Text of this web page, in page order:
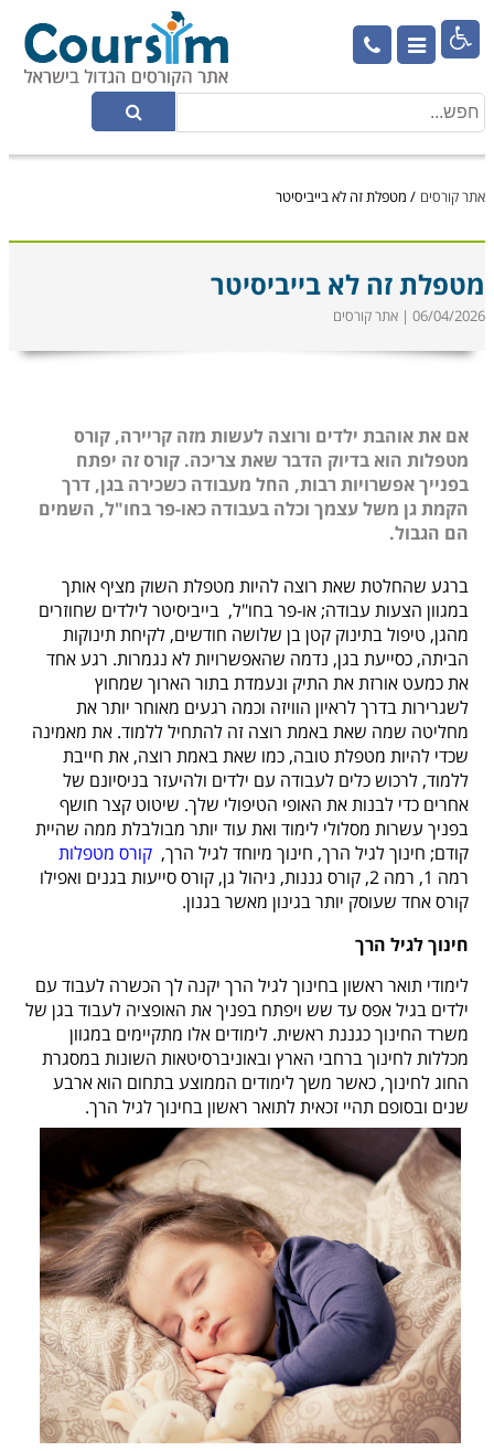

אתר קורסים / מטפלת זה לא בייביסיטר
מטפלת זה לא בייביסיטר
06/04/2026 | אתר קורסים
אם את אוהבת ילדים ורוצה לעשות מזה קריירה, קורס
מטפלות הוא בדיוק הדבר שאת צריכה. קורס זה יפתח
בפנייך אפשרויות רבות, החל מעבודה כשכירה בגן, דרך
הקמת גן משל עצמך וכלה בעבודה כאו-פר בחו"ל, השמים
הם הגבול.
ברגע שהחלטת שאת רוצה להיות מטפלת השוק מציף אותך
במגוון הצעות עבודה; או-פר בחו"ל, בייביסיטר לילדים שחוזרים
מהגן, טיפול בתינוק קטן בן שלושה חודשים, לקיחת תינוקות
הביתה, כסייעת בגן, נדמה שהאפשרויות לא נגמרות. רגע אחד
את כמעט אורזת את התיק ונעמדת בתור הארוך שמחוץ
לשגרירות בדרך לראיון הוויזה וכמה רגעים מאוחר יותר את
מחליטה שמה שאת באמת רוצה זה להתחיל ללמוד. את מאמינה
שכדי להיות מטפלת טובה, כמו שאת באמת רוצה, את חייבת
ללמוד, לרכוש כלים לעבודה עם ילדים ולהיעזר בניסיונם של
אחרים כדי לבנות את האופי הטיפולי שלך. שיטוט קצר חושף
בפניך עשרות מסלולי לימוד ואת עוד יותר מבולבלת ממה שהיית
קודם; חינוך לגיל הרך, חינוך מיוחד לגיל הרך, קורס מטפלות
רמה 1, רמה 2, קורס גננות, ניהול גן, קורס סייעות בגנים ואפילו
קורס אחד שעוסק יותר בגינון מאשר בגנון.
חינוך לגיל הרך
לימודי תואר ראשון בחינוך לגיל הרך יקנה לך הכשרה לעבוד עם
ילדים בגיל אפס עד שש ויפתח בפניך את האופציה לעבוד בגן של
משרד החינוך כגננת ראשית. לימודים אלו מתקיימים במגוון
מכללות לחינוך ברחבי הארץ ובאוניברסיטאות השונות במסגרת
החוג לחינוך, כאשר משך לימודים הממוצע בתחום הוא ארבע
שנים ובסופם תהיי זכאית לתואר ראשון בחינוך לגיל הרך.